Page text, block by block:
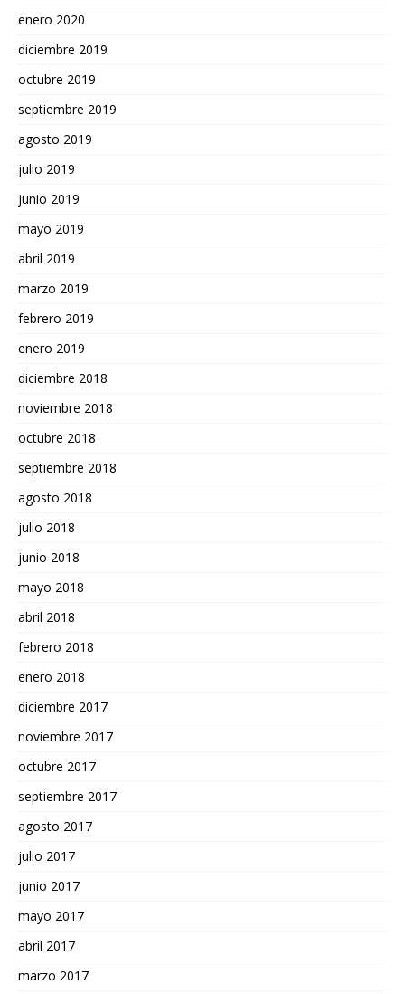
enero 2020
diciembre 2019
octubre 2019
septiembre 2019
agosto 2019
julio 2019
junio 2019
mayo 2019
abril 2019
marzo 2019
febrero 2019
enero 2019
diciembre 2018
noviembre 2018
octubre 2018
septiembre 2018
agosto 2018
julio 2018
junio 2018
mayo 2018
abril 2018
febrero 2018
enero 2018
diciembre 2017
noviembre 2017
octubre 2017
septiembre 2017
agosto 2017
julio 2017
junio 2017
mayo 2017
abril 2017
marzo 2017